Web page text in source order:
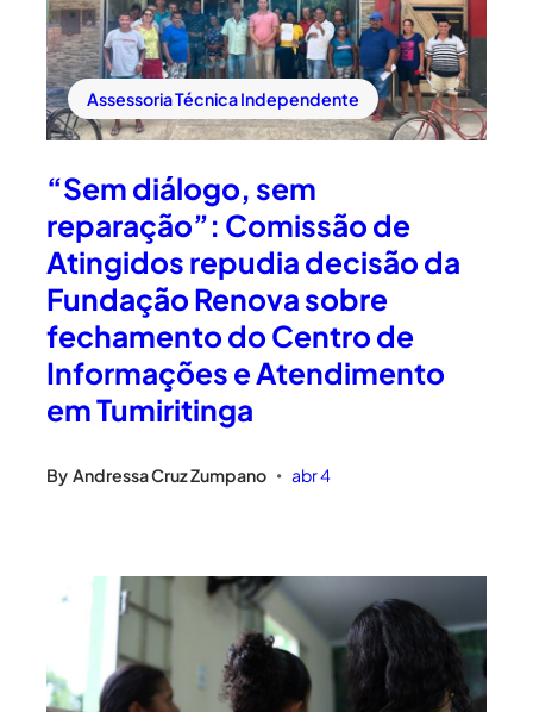
Assessoria Técnica Independente
“Sem diálogo, sem
reparação”: Comissão de
Atingidos repudia decisão da
Fundação Renova sobre
fechamento do Centro de
Informações e Atendimento
em Tumiritinga
By Andressa Cruz Zumpano • abr 4